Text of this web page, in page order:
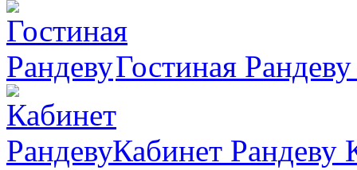
Гостиная Рандеву
Кабинет Рандеву